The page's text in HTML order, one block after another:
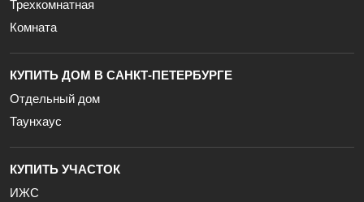
Трехкомнатная
Комната
КУПИТЬ ДОМ В САНКТ-ПЕТЕРБУРГЕ
Отдельный дом
Таунхаус
КУПИТЬ УЧАСТОК
ИЖС